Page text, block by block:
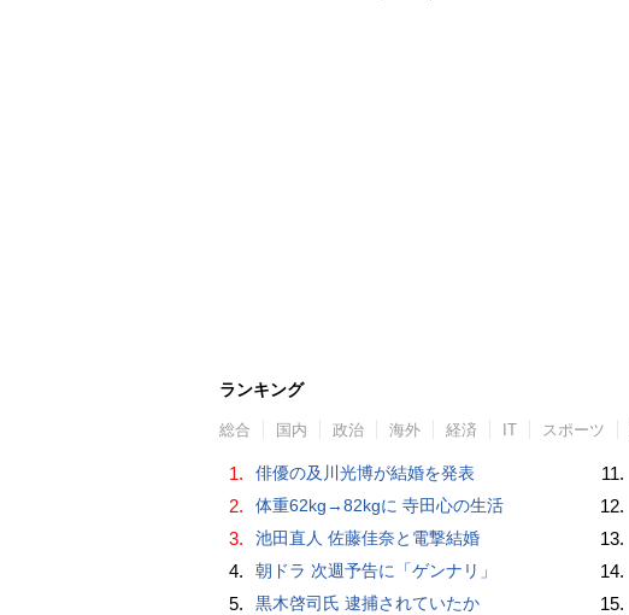
ランキング
総合 国内 政治 海外 経済 IT スポーツ
1. 俳優の及川光博が結婚を発表
2. 体重62kg→82kgに 寺田心の生活
3. 池田直人 佐藤佳奈と電撃結婚
4. 朝ドラ 次週予告に「ゲンナリ」
5. 黒木啓司氏 逮捕されていたか
11.
12.
13.
14.
15.